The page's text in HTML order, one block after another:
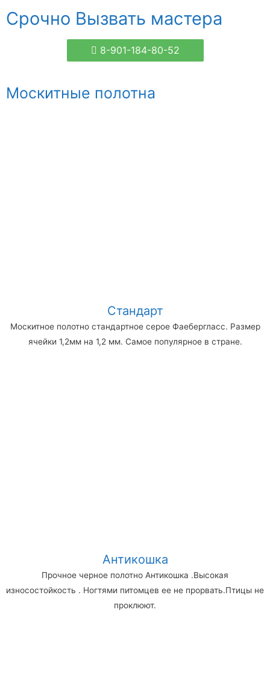
Срочно Вызвать мастера
8-901-184-80-52
Москитные полотна
Стандарт
Москитное полотно стандартное серое Фаебергласс. Размер
ячейки 1,2мм на 1,2 мм. Самое популярное в стране.
Антикошка
Прочное черное полотно Антикошка .Высокая
износостойкость . Ногтями питомцев ее не прорвать.Птицы не
проклюют.